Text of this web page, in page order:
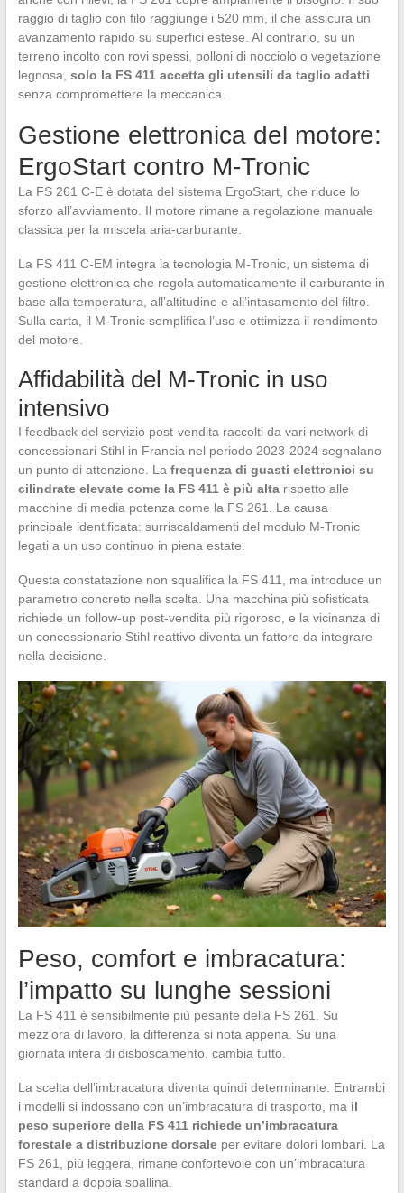
raggio di taglio con filo raggiunge i 520 mm, il che assicura un
avanzamento rapido su superfici estese. Al contrario, su un
terreno incolto con rovi spessi, polloni di nocciolo o vegetazione
legnosa, solo la FS 411 accetta gli utensili da taglio adatti
senza compromettere la meccanica.
Gestione elettronica del motore:
ErgoStart contro M-Tronic
La FS 261 C-E è dotata del sistema ErgoStart, che riduce lo
sforzo all’avviamento. Il motore rimane a regolazione manuale
classica per la miscela aria-carburante.
La FS 411 C-EM integra la tecnologia M-Tronic, un sistema di
gestione elettronica che regola automaticamente il carburante in
base alla temperatura, all’altitudine e all’intasamento del filtro.
Sulla carta, il M-Tronic semplifica l’uso e ottimizza il rendimento
del motore.
Affidabilità del M-Tronic in uso
intensivo
I feedback del servizio post-vendita raccolti da vari network di
concessionari Stihl in Francia nel periodo 2023-2024 segnalano
un punto di attenzione. La frequenza di guasti elettronici su
cilindrate elevate come la FS 411 è più altarispetto alle
macchine di media potenza come la FS 261. La causa
principale identificata: surriscaldamenti del modulo M-Tronic
legati a un uso continuo in piena estate.
Questa constatazione non squalifica la FS 411, ma introduce un
parametro concreto nella scelta. Una macchina più sofisticata
richiede un follow-up post-vendita più rigoroso, e la vicinanza di
un concessionario Stihl reattivo diventa un fattore da integrare
nella decisione.
Peso, comfort e imbracatura:
l’impatto su lunghe sessioni
La FS 411 è sensibilmente più pesante della FS 261. Su
mezz’ora di lavoro, la differenza si nota appena. Su una
giornata intera di disboscamento, cambia tutto.
La scelta dell’imbracatura diventa quindi determinante. Entrambi
i modelli si indossano con un’imbracatura di trasporto, ma il
peso superiore della FS 411 richiede un’imbracatura
forestale a distribuzione dorsaleper evitare dolori lombari. La
FS 261, più leggera, rimane confortevole con un’imbracatura
standard a doppia spallina.